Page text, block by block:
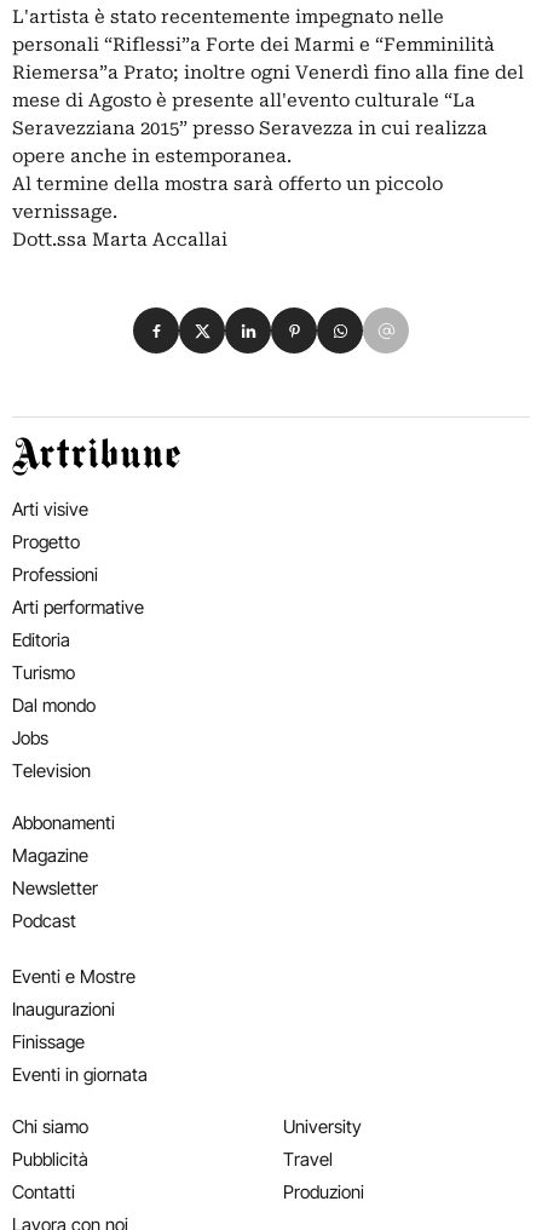
L'artista è stato recentemente impegnato nelle
personali “Riflessi”a Forte dei Marmi e “Femminilità
Riemersa”a Prato; inoltre ogni Venerdì fino alla fine del
mese di Agosto è presente all'evento culturale “La
Seravezziana 2015” presso Seravezza in cui realizza
opere anche in estemporanea.
Al termine della mostra sarà offerto un piccolo
vernissage.
Dott.ssa Marta Accallai
Condividi su Facebook
Condividi su X
Condividi su LinkedIn
Condividi su Pinterest
Condividi su WhatsApp
Condividi su Email
Artribune
Arti visive
Progetto
Professioni
Arti performative
Editoria
Turismo
Dal mondo
Jobs
Television
Abbonamenti
Magazine
Newsletter
Podcast
Eventi e Mostre
Inaugurazioni
Finissage
Eventi in giornata
Chi siamo
Pubblicità
Contatti
Lavora con noi
University
Travel
Produzioni